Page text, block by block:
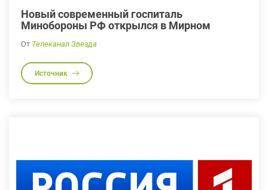
Новый современный госпиталь
Минобороны РФ открылся в Мирном
От Телеканал Звезда
Источник